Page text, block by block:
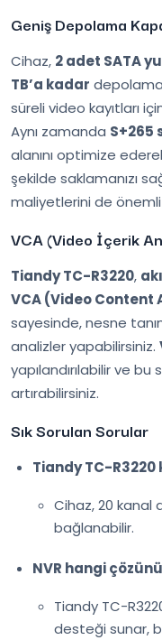
Geniş Depolama
Cihaz, 2 adet SATA
TB’a kadar
süreli video kayıtları
Aynı zamanda S+265
alanını optimize
şekilde saklamanızı
maliyetlerini de
VCA (Video İçerik
Tiandy TC-R3220,
VCA (Video Content
sayesinde, nesne
analizler yapabilirsiniz.
yapılandırılabilir ve
artırabilirsiniz.
Sık Sorulan Sorular
Tiandy TC-
Cihaz, 20 kanal
bağlanabilir.
NVR hangi
Tiandy TC-
desteği sunar,